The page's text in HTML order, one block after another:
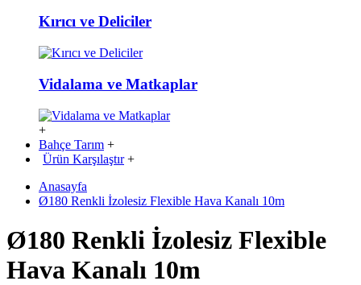
Kırıcı ve Deliciler
Vidalama ve Matkaplar
+
Bahçe Tarım +
Ürün Karşılaştır +
Anasayfa
Ø180 Renkli İzolesiz Flexible Hava Kanalı 10m
Ø180 Renkli İzolesiz Flexible
Hava Kanalı 10m